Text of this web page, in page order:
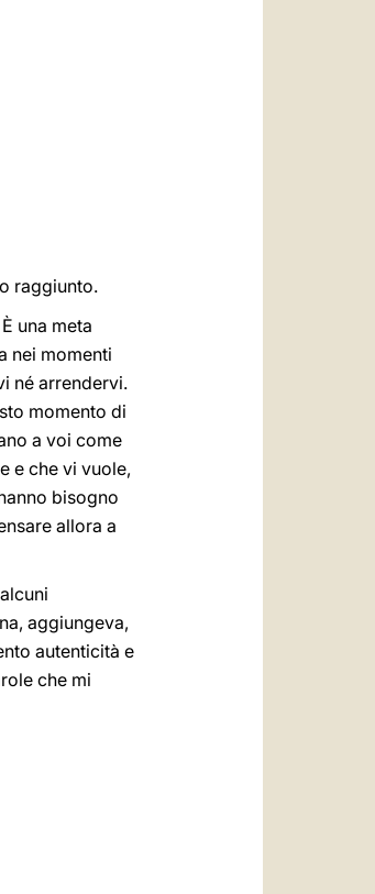
raggiunto.
una meta
nei momenti
né arrendervi.
momento di
a voi come
e che vi vuole,
bisogno
allora a
aggiungeva,
autenticità e
che mi